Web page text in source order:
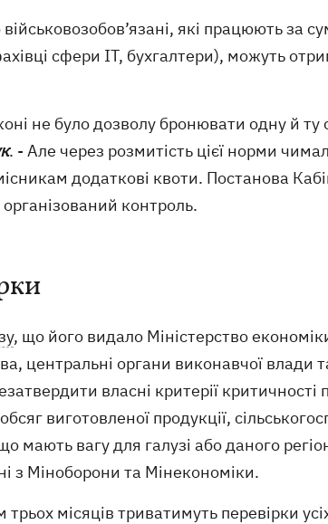
які працюють за
сфери ІТ, бухгалтери), можуть
не було дозволу бронювати одну й
. - Але через розмитість цієї норми
додаткові квоти. Постанова
контроль.
, що його видало Міністерство
центральні органи виконавчої влади
власні критерії
виготовленої продукції,
мають вагу для галузі або даного
з Міноборони та Мінекономіки.
місяців триватимуть перевірки